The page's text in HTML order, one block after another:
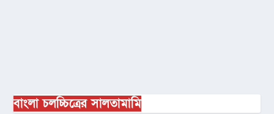
বাংলা চলচ্চিত্রের সালতামামি